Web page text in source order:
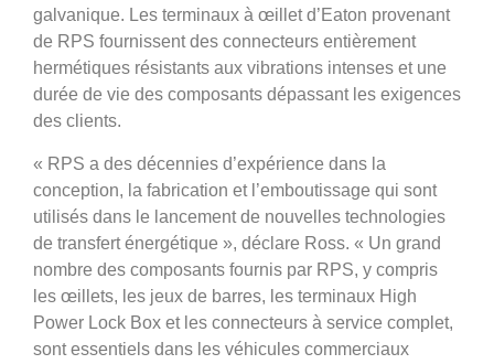
galvanique. Les terminaux à œillet d’Eaton provenant
de RPS fournissent des connecteurs entièrement
hermétiques résistants aux vibrations intenses et une
durée de vie des composants dépassant les exigences
des clients.
« RPS a des décennies d’expérience dans la
conception, la fabrication et l’emboutissage qui sont
utilisés dans le lancement de nouvelles technologies
de transfert énergétique », déclare Ross. « Un grand
nombre des composants fournis par RPS, y compris
les œillets, les jeux de barres, les terminaux High
Power Lock Box et les connecteurs à service complet,
sont essentiels dans les véhicules commerciaux